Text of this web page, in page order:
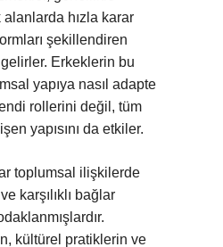
hızla karar
şekillendiren
Erkeklerin bu
yapıya nasıl adapte
rollerini değil, tüm
yapısını da etkiler.
toplumsal ilişkilerde
karşılıklı bağlar
kültürel pratiklerin ve